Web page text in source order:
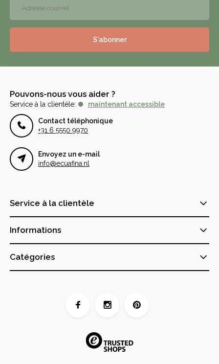
S'abonner
Pouvons-nous vous aider ?
Service à la clientèle: maintenant accessible
Contact téléphonique
+31 6 5550 9970
Envoyez un e-mail
info@ecuafina.nl
Service à la clientèle
Informations
Catégories